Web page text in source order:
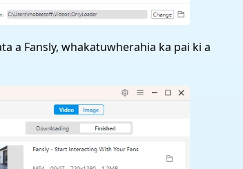
a Fansly, whakatuwherahia ka pai ki a